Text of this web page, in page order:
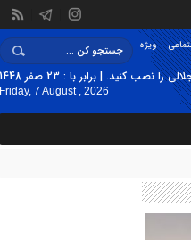
ویژه
را نصب کنید. | برابر با : 23 صفر 1448
Friday, 7 August , 2026